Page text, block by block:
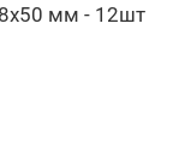
мм - 12шт